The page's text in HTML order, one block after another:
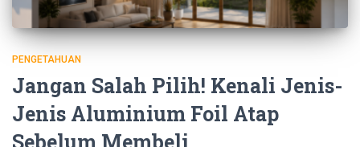
PENGETAHUAN
Jangan Salah Pilih! Kenali Jenis-
Jenis Aluminium Foil Atap
Sebelum Membeli